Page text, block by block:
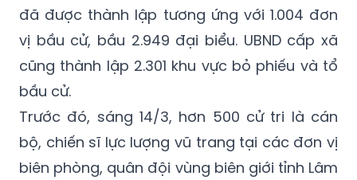
đã được thành lập tương ứng với 1.004 đơn
vị bầu cử, bầu 2.949 đại biểu. UBND cấp xã
cũng thành lập 2.301 khu vực bỏ phiếu và tổ
bầu cử.
Trước đó, sáng 14/3, hơn 500 cử tri là cán
bộ, chiến sĩ lực lượng vũ trang tại các đơn vị
biên phòng, quân đội vùng biên giới tỉnh Lâm